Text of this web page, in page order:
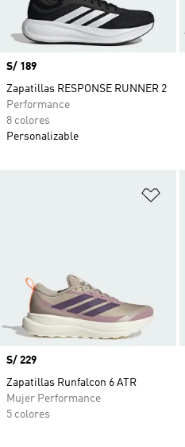
Precio
S/ 189
Zapatillas RESPONSE RUNNER 2
Performance
8 colores
Personalizable
Precio
S/ 229
Zapatillas Runfalcon 6 ATR
Mujer Performance
5 colores